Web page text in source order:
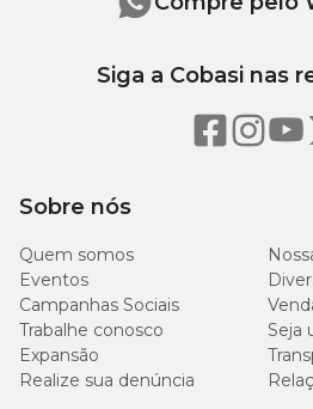
Sobre nós
Quem somos
Eventos
Campanhas Sociais
Trabalhe conosco
Seja
Expansão
Realize sua denúncia
Siga a Cobasi nas